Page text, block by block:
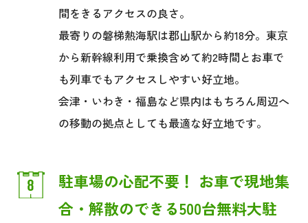
間をきるアクセスの良さ。
最寄りの磐梯熱海駅は郡山駅から約18分。東京
から新幹線利用で乗換含めて約2時間とお車で
も列車でもアクセスしやすい好立地。
会津・いわき・福島など県内はもちろん周辺へ
の移動の拠点としても最適な好立地です。
駐車場の心配不要！ お車で現地集
合・解散のできる500台無料大駐